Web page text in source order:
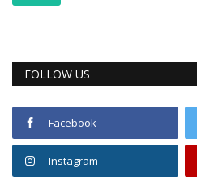
FOLLOW US
Facebook
Instagram